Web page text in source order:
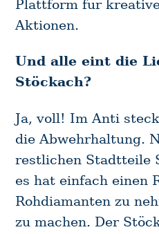
Plattform für
Aktionen.
Und alle eint die
Stöckach?
Ja, voll! Im Anti
die Abwehrhaltung.
restlichen Stadtteile
es hat einfach einen
Rohdiamanten zu
zu machen. Der